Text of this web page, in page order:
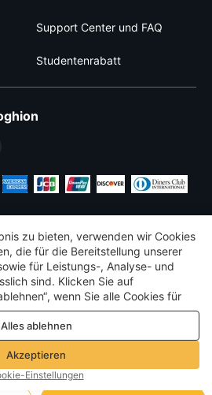
Support Center und FAQ
Studentenrabatt
Austria
©2026 Voghion
& amp; Bedingungen
und Cookie-Richtlinie
Richtlinien
zu bieten, verwenden wir Cookies
die für die Bereitstellung unserer
für Leistungs-, Analyse- und
sind. Klicken Sie auf
wenn Sie alle Cookies für
zulassen oder
Informationen finden Sie in unserer
Richtlinie
Alles ablehnen
Akzeptieren
Einstellungen